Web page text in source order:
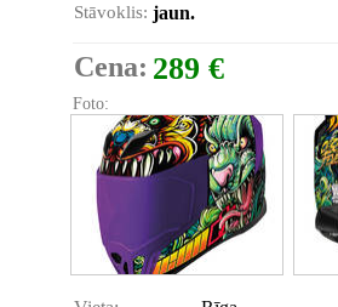
Stāvoklis: jaun.
Cena: 289 €
Foto: